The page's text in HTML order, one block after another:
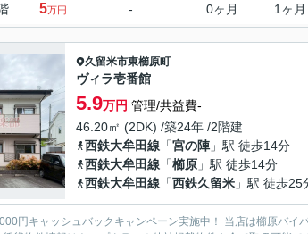
5万円 - 0ヶ月 1ヶ月
久留米市東櫛原町
ヴィラ壱番館
5.9万円 管理/共益費-
46.20㎡ (2DK) /築24年 /2階建
西鉄大牟田線 「宮の陣」駅 徒歩14分
西鉄大牟田線 「櫛原 」駅 徒歩14分
西鉄大牟田線 「西鉄久留米 」駅 徒歩25
円キャッシュバックキャンペーン実施中！ 当店は櫛原バ